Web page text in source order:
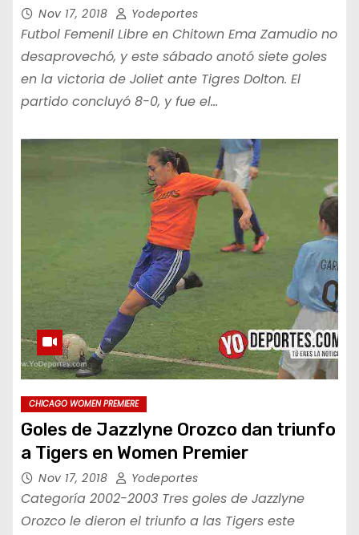
Nov 17, 2018 Yodeportes
Futbol Femenil Libre en Chitown Ema Zamudio no
desaprovechó, y este sábado anotó siete goles
en la victoria de Joliet ante Tigres Dolton. El
partido concluyó 8-0, y fue el…
CHICAGO WOMEN PREMIERE
Goles de Jazzlyne Orozco dan triunfo
a Tigers en Women Premier
Nov 17, 2018 Yodeportes
Categoría 2002-2003 Tres goles de Jazzlyne
Orozco le dieron el triunfo a las Tigers este